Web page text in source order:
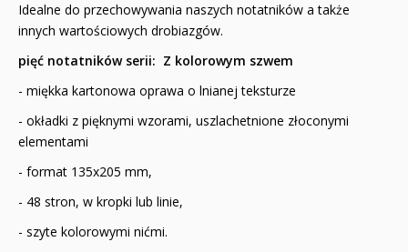
Idealne do przechowywania naszych notatników a także
innych wartościowych drobiazgów.
pięć notatników serii: Z kolorowym szwem
- miękka kartonowa oprawa o lnianej teksturze
- okładki z pięknymi wzorami, uszlachetnione złoconymi
elementami
- format 135x205 mm,
- 48 stron, w kropki lub linie,
- szyte kolorowymi nićmi.